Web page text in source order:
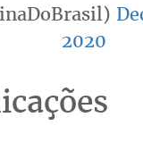
2020